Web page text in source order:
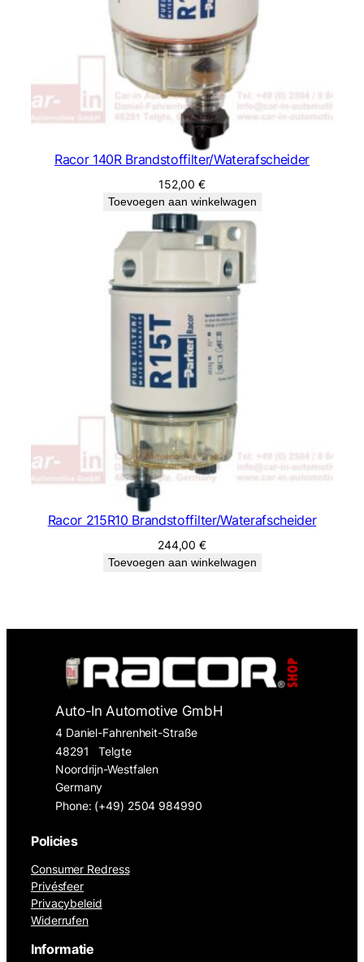
Racor 140R Brandstoffilter/Waterafscheider
152,00€
Toevoegen aan winkelwagen
Racor 215R10 Brandstoffilter/Waterafscheider
244,00€
Toevoegen aan winkelwagen
Auto-In Automotive GmbH
4 Daniel-Fahrenheit-Straße
48291
Telgte
Noordrijn-Westfalen
Germany
Phone: (+49) 2504 984990
Policies
Consumer Redress
Privésfeer
Privacybeleid
Widerrufen
Informatie